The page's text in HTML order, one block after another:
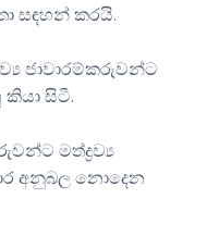
සඳහන් කරයි.
ජාවාරම්කරුවන්ට
සිටී.
මත්ද්‍රව්‍ය
අනුබල නොදෙන